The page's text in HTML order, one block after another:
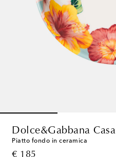
Dolce&Gabbana Casa
Piatto fondo in ceramica
€ 185
original price